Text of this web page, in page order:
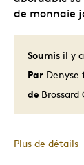
Soumis il y
Par Denyse
de Brossard
de monnaie
Plus de détails